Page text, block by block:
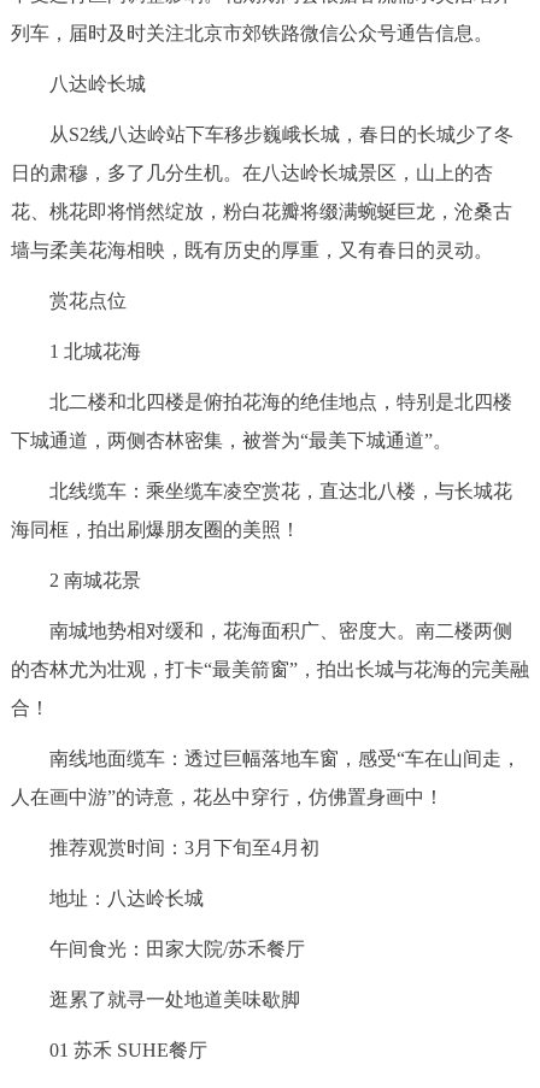
列车，届时及时关注北京市郊铁路微信公众号通告信息。
八达岭长城
从S2线八达岭站下车移步巍峨长城，春日的长城少了冬
日的肃穆，多了几分生机。在八达岭长城景区，山上的杏
花、桃花即将悄然绽放，粉白花瓣将缀满蜿蜒巨龙，沧桑古
墙与柔美花海相映，既有历史的厚重，又有春日的灵动。
赏花点位
1 北城花海
北二楼和北四楼是俯拍花海的绝佳地点，特别是北四楼
下城通道，两侧杏林密集，被誉为“最美下城通道”。
北线缆车：乘坐缆车凌空赏花，直达北八楼，与长城花
海同框，拍出刷爆朋友圈的美照！
2 南城花景
南城地势相对缓和，花海面积广、密度大。南二楼两侧
的杏林尤为壮观，打卡“最美箭窗”，拍出长城与花海的完美融
合！
南线地面缆车：透过巨幅落地车窗，感受“车在山间走，
人在画中游”的诗意，花丛中穿行，仿佛置身画中！
推荐观赏时间：3月下旬至4月初
地址：八达岭长城
午间食光：田家大院/苏禾餐厅
逛累了就寻一处地道美味歇脚
01 苏禾 SUHE餐厅